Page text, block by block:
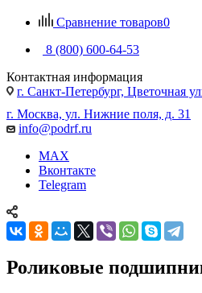
Сравнение товаров0
8 (800) 600-64-53
Контактная информация
г. Санкт-Петербург, Цветочная
г. Москва, ул. Нижние поля, д. 31
info@podrf.ru
MAX
Вконтакте
Telegram
Роликовые